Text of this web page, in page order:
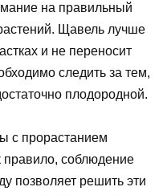
на правильный
Щавель лучше
и не переносит
следить за тем,
плодородной.
с прорастанием
правило, соблюдение
позволяет решить эти